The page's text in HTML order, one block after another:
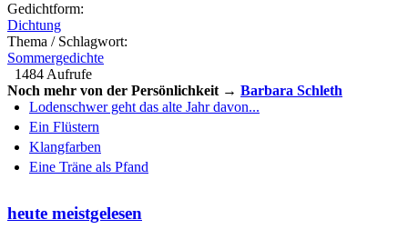
Gedichtform:
Dichtung
Thema / Schlagwort:
Sommergedichte
1484 Aufrufe
Noch mehr von der Persönlichkeit → Barbara Schleth
Lodenschwer geht das alte Jahr davon...
Ein Flüstern
Klangfarben
Eine Träne als Pfand
heute meistgelesen